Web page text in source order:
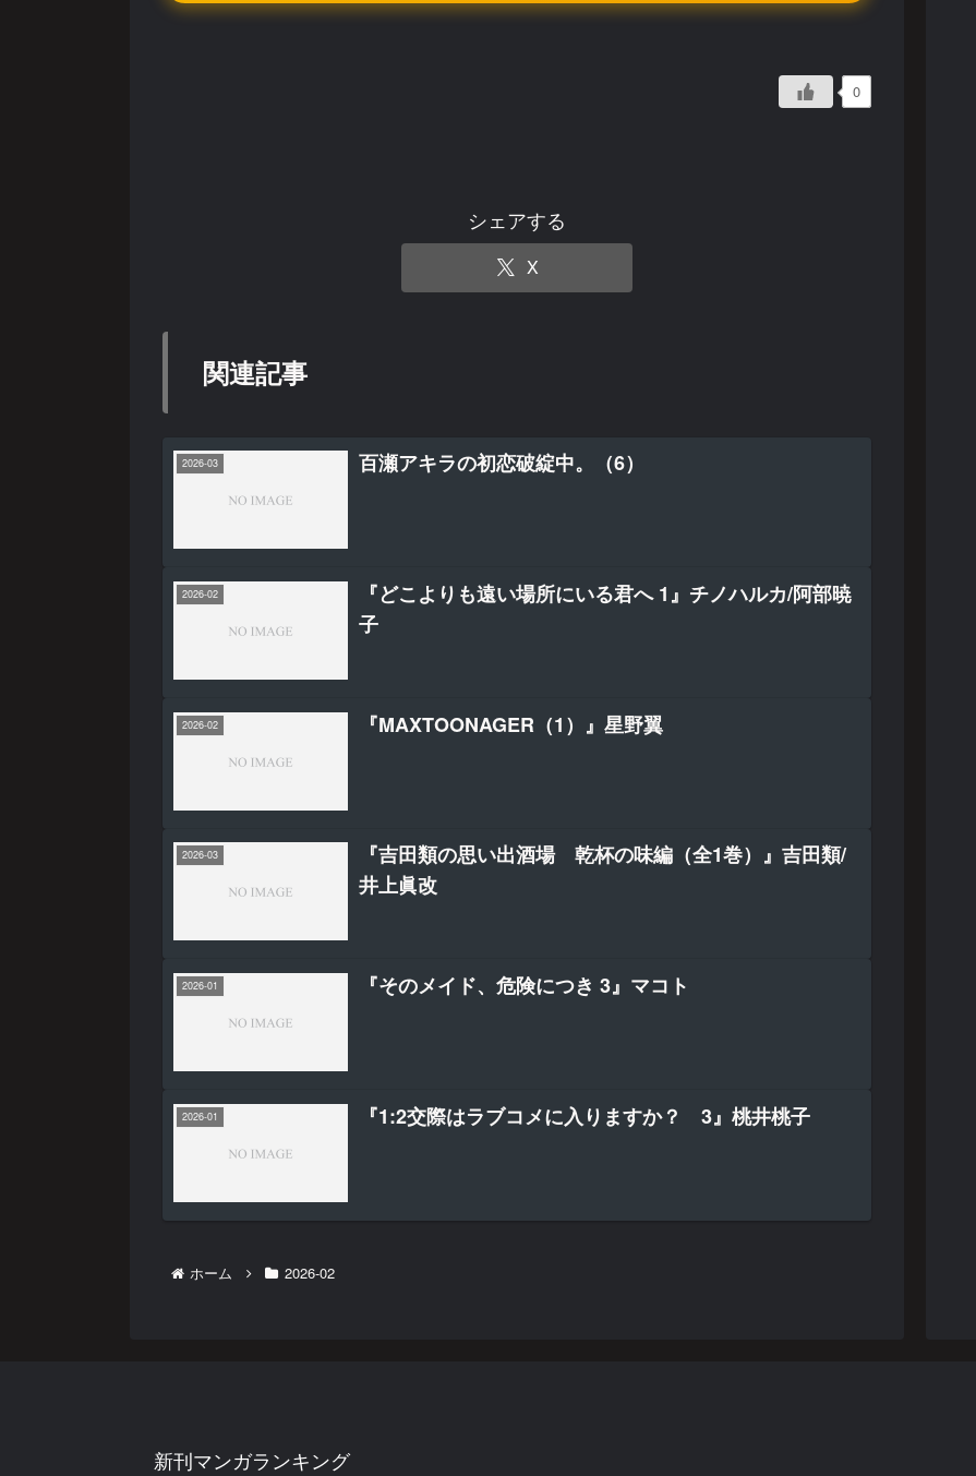
0
シェアする
X
関連記事
2026-03 百瀬アキラの初恋破綻中。（6）
2026-02
『どこよりも遠い場所にいる君へ 1』チノハルカ/阿部暁
子
2026-02 『MAXTOONAGER（1）』星野翼
2026-03
『吉田類の思い出酒場 乾杯の味編（全1巻）』吉田類/
井上眞改
2026-01 『そのメイド、危険につき 3』マコト
2026-01 『1:2交際はラブコメに入りますか？ 3』桃井桃子
ホーム 2026-02
新刊マンガランキング